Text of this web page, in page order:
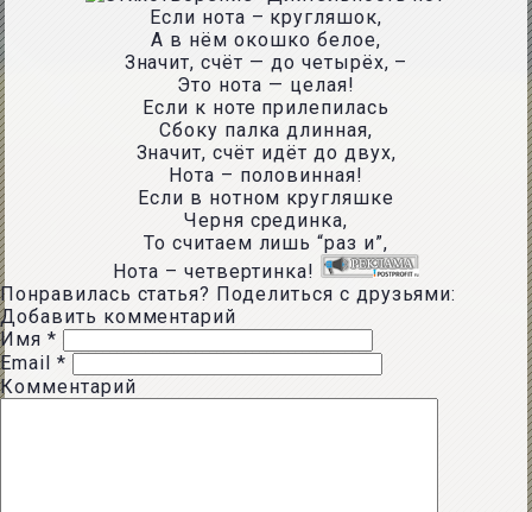
Если нота – кругляшок,
А в нём окошко белое,
Значит, счёт — до четырёх, –
Это нота — целая!
Если к ноте прилепилась
Сбоку палка длинная,
Значит, счёт идёт до двух,
Нота – половинная!
Если в нотном кругляшке
Черня срединка,
То считаем лишь “раз и”,
Нота – четвертинка!
Понравилась статья? Поделиться с друзьями:
Добавить комментарий
Имя *
Email *
Комментарий